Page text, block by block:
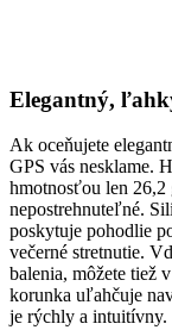
Elegantný,
Ak oceňujete
GPS vás nesklame.
hmotnosťou len 26,2
nepostrehnuteľné.
poskytuje pohodlie
večerné stretnutie.
balenia, môžete tiež
korunka uľahčuje
je rýchly a intuitívny.